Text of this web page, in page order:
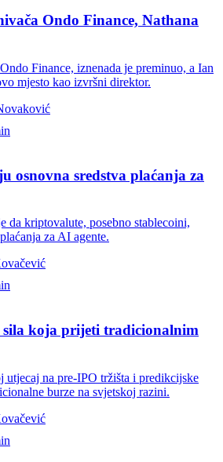
Ondo Finance, Nathana
Finance, iznenada je preminuo, a Ian
mjesto kao izvršni direktor.
osnovna sredstva plaćanja za
da kriptovalute, posebno stablecoini,
za AI agente.
koja prijeti tradicionalnim
na pre-IPO tržišta i predikcijske
burze na svjetskoj razini.